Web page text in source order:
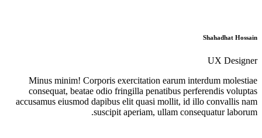
Minus minim! Corporis exercitation
consequat, beatae odio fringilla
accusamus eiusmod dapibus elit quasi
suscipit aperiam,